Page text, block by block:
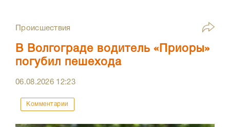
Происшествия
В Волгограде водитель «Приоры»
погубил пешехода
06.08.2026 12:23
Комментарии